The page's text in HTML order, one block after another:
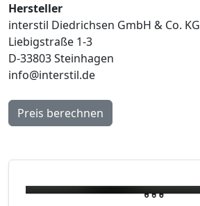
Hersteller
interstil Diedrichsen GmbH & Co. KG
Liebigstraße 1-3
D-33803 Steinhagen
info@interstil.de
Preis berechnen